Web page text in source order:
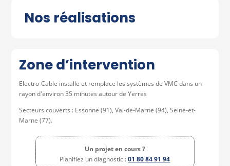
Nos réalisations
Zone d’intervention
Electro-Cable installe et remplace les systèmes de VMC dans un
rayon d'environ 35 minutes autour de Yerres
Secteurs couverts : Essonne (91), Val-de-Marne (94), Seine-et-
Marne (77).
Un projet en cours ?
Planifiez un diagnostic :01 80 84 91 94